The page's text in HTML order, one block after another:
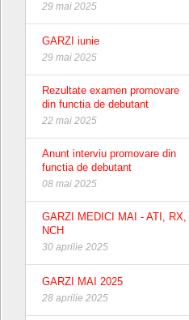
29 mai 2025
GARZI iunie
29 mai 2025
Rezultate examen promovare
din functia de debutant
22 mai 2025
Anunt interviu promovare din
functia de debutant
08 mai 2025
GARZI MEDICI MAI - ATI, RX,
NCH
30 aprilie 2025
GARZI MAI 2025
28 aprilie 2025